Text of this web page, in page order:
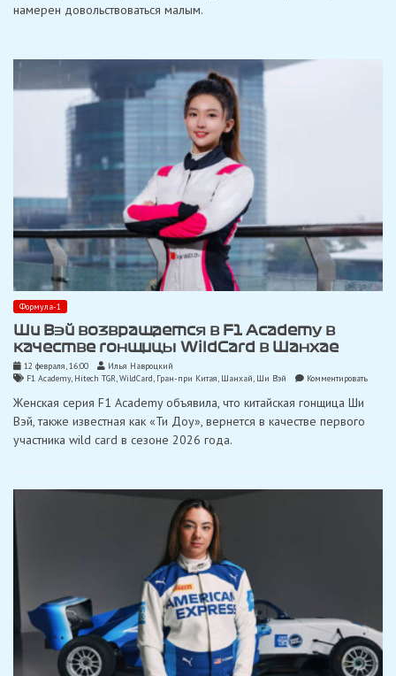
намерен довольствоваться малым.
Формула-1
Ши Вэй возвращается в F1 Academy в
качестве гонщицы WildCard в Шанхае
12 февраля, 16:00
Илья Навроцкий
F1 Academy, Hitech TGR,WildCard, Гран-при Китая, Шанхай, Ши Вэй Комментироватьon
Женская серия F1 Academy объявила, что китайская гонщица Ши
Вэй, также известная как «Ти Доу», вернется в качестве первого
участника wild card в сезоне 2026 года.